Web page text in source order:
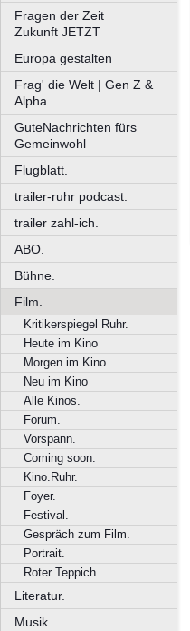
Fragen der Zeit
Zukunft JETZT
Europa gestalten
Frag' die Welt | Gen Z &
Alpha
GuteNachrichten fürs
Gemeinwohl
Flugblatt.
trailer-ruhr podcast.
trailer zahl-ich.
ABO.
Bühne.
Film.
Kritikerspiegel Ruhr.
Heute im Kino
Morgen im Kino
Neu im Kino
Alle Kinos.
Forum.
Vorspann.
Coming soon.
Kino.Ruhr.
Foyer.
Festival.
Gespräch zum Film.
Portrait.
Roter Teppich.
Literatur.
Musik.